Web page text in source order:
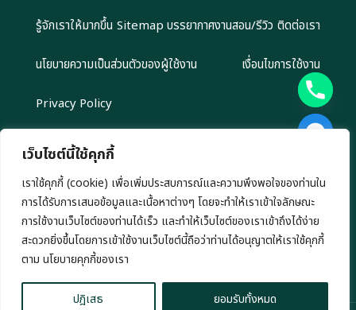
เว็บไซต์นี้ใช้คุกกี้
เราใช้คุกกี้ (cookie) เพื่อเพิ่มประสบการณ์และความพึงพอใจของท่านใน
การได้รับการเสนอข้อมูลและเนื้อหาต่างๆ โดยจะทำให้เราเข้าใจลักษณะ
การใช้งานเว็บไซต์ของท่านได้เร็ว และทำให้เว็บไซต์ของเราเข้าถึงได้ง่าย
สะดวกยิ่งขึ้นโดยการเข้าใช้งานเว็บไซต์นี้ถือว่าท่านได้อนุญาตให้เราใช้คุกกี้
ตาม นโยบายคุกกี้ของเรา
ปฎิเสธ ยอมรับทั้งหมด
รู้จักเราให้มากขึ้น Sitemap บรรยากาศงานสอน/รีวิว ติดต่อเรา
นโยบายความเป็นส่วนตัวของผู้ใช้งาน เงื่อนไขการใช้งาน
Privacy Policy
Copyright 2024 EliteGroupAcademy.com © สงวนลิขสิทธิ์ตาม
กฎหมาย ห้ามนำไปทำซ้ำ หรือคัดลอกข้อมูลโดยไม่ได้รับอนุญาต
เรามีนโยบาย นำเสนอข้อมูลอย่างโปร่งสัยและเป็นกลาง ทุกข้อมูลที่นำเสนอ เรา
ไม่มีเจตนาชักชวนการลงทุน หรือ ชี้นำการลงทุนใดๆ ทั้งสิ้น
chaty